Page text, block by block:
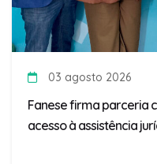
03 agosto 2026
Fanese firma parceria
acesso à assistência